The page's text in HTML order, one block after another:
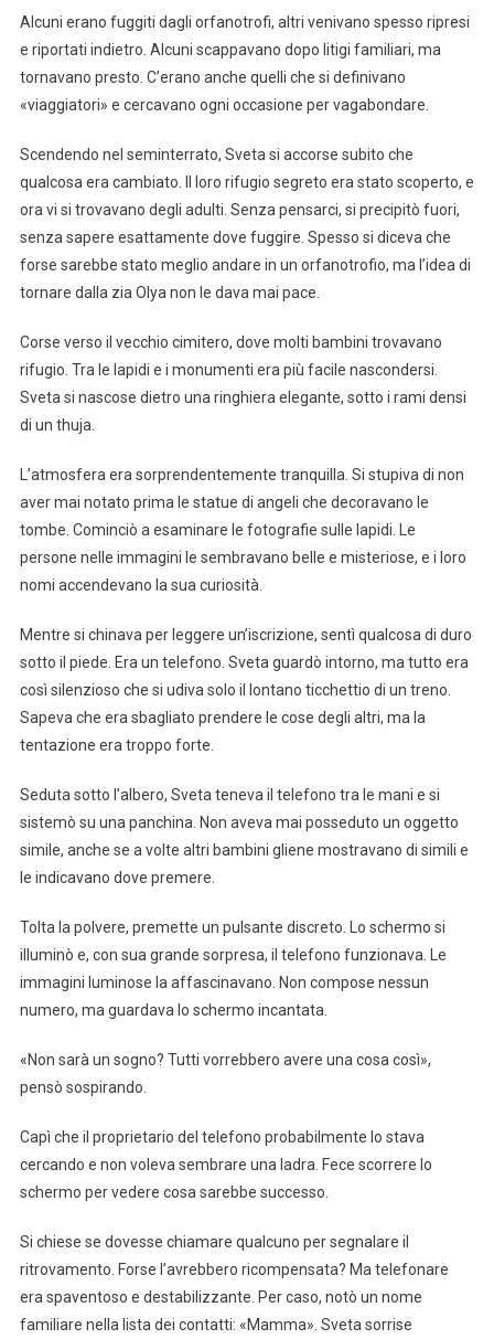
Alcuni erano fuggiti dagli orfanotrofi, altri venivano spesso ripresi
e riportati indietro. Alcuni scappavano dopo litigi familiari, ma
tornavano presto. C’erano anche quelli che si definivano
«viaggiatori» e cercavano ogni occasione per vagabondare.
Scendendo nel seminterrato, Sveta si accorse subito che
qualcosa era cambiato. Il loro rifugio segreto era stato scoperto, e
ora vi si trovavano degli adulti. Senza pensarci, si precipitò fuori,
senza sapere esattamente dove fuggire. Spesso si diceva che
forse sarebbe stato meglio andare in un orfanotrofio, ma l’idea di
tornare dalla zia Olya non le dava mai pace.
Corse verso il vecchio cimitero, dove molti bambini trovavano
rifugio. Tra le lapidi e i monumenti era più facile nascondersi.
Sveta si nascose dietro una ringhiera elegante, sotto i rami densi
di un thuja.
L’atmosfera era sorprendentemente tranquilla. Si stupiva di non
aver mai notato prima le statue di angeli che decoravano le
tombe. Cominciò a esaminare le fotografie sulle lapidi. Le
persone nelle immagini le sembravano belle e misteriose, e i loro
nomi accendevano la sua curiosità.
Mentre si chinava per leggere un’iscrizione, sentì qualcosa di duro
sotto il piede. Era un telefono. Sveta guardò intorno, ma tutto era
così silenzioso che si udiva solo il lontano ticchettio di un treno.
Sapeva che era sbagliato prendere le cose degli altri, ma la
tentazione era troppo forte.
Seduta sotto l’albero, Sveta teneva il telefono tra le mani e si
sistemò su una panchina. Non aveva mai posseduto un oggetto
simile, anche se a volte altri bambini gliene mostravano di simili e
le indicavano dove premere.
Tolta la polvere, premette un pulsante discreto. Lo schermo si
illuminò e, con sua grande sorpresa, il telefono funzionava. Le
immagini luminose la affascinavano. Non compose nessun
numero, ma guardava lo schermo incantata.
«Non sarà un sogno? Tutti vorrebbero avere una cosa così»,
pensò sospirando.
Capì che il proprietario del telefono probabilmente lo stava
cercando e non voleva sembrare una ladra. Fece scorrere lo
schermo per vedere cosa sarebbe successo.
Si chiese se dovesse chiamare qualcuno per segnalare il
ritrovamento. Forse l’avrebbero ricompensata? Ma telefonare
era spaventoso e destabilizzante. Per caso, notò un nome
familiare nella lista dei contatti: «Mamma». Sveta sorrise